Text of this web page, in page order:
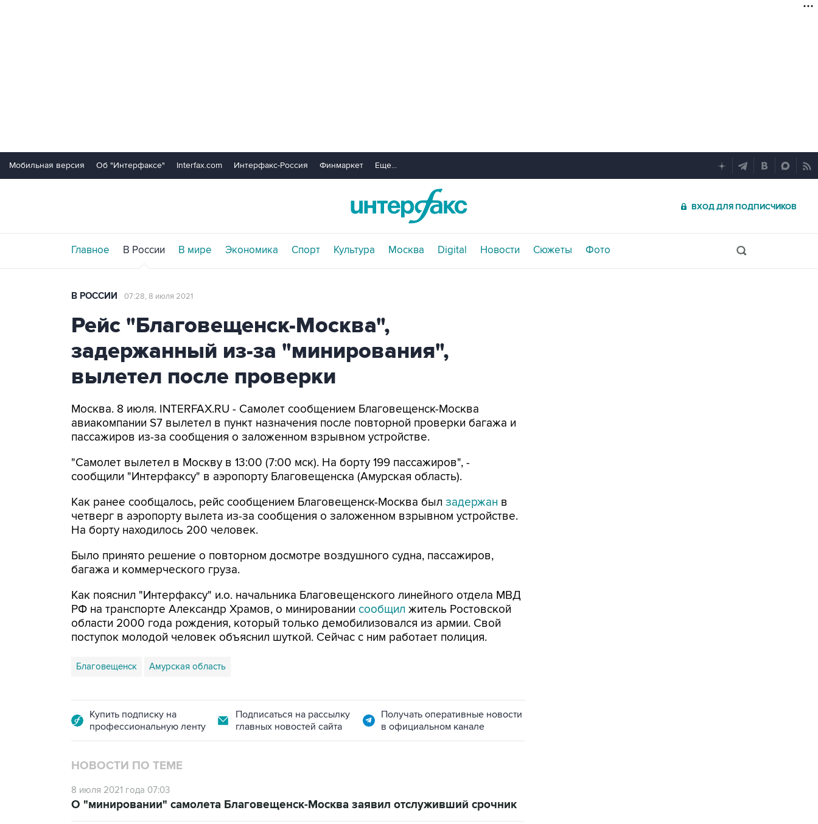
Мобильная версия Об "Интерфаксе" Interfax.com Интерфакс-Россия Финмаркет Еще...
ВХОД ДЛЯ ПОДПИСЧИКОВ
Главное В России В мире Экономика Спорт Культура Москва Digital Новости Сюжеты Фото
В РОССИИ 07:28, 8 июля 2021
Рейс "Благовещенск-Москва",
задержанный из-за "минирования",
вылетел после проверки
Москва. 8 июля. INTERFAX.RU - Самолет сообщением Благовещенск-Москва
авиакомпании S7 вылетел в пункт назначения после повторной проверки багажа и
пассажиров из-за сообщения о заложенном взрывном устройстве.
"Самолет вылетел в Москву в 13:00 (7:00 мск). На борту 199 пассажиров", -
сообщили "Интерфаксу" в аэропорту Благовещенска (Амурская область).
Как ранее сообщалось, рейс сообщением Благовещенск-Москва был задержан в
четверг в аэропорту вылета из-за сообщения о заложенном взрывном устройстве.
На борту находилось 200 человек.
Было принято решение о повторном досмотре воздушного судна, пассажиров,
багажа и коммерческого груза.
Как пояснил "Интерфаксу" и.о. начальника Благовещенского линейного отдела МВД
РФ на транспорте Александр Храмов, о минировании сообщил житель Ростовской
области 2000 года рождения, который только демобилизовался из армии. Свой
поступок молодой человек объяснил шуткой. Сейчас с ним работает полиция.
Благовещенск Амурская область
Купить подписку на
профессиональную ленту
Подписаться на рассылку
главных новостей сайта
Получать оперативные новости
в официальном канале
НОВОСТИ ПО ТЕМЕ
8 июля 2021 года 07:03
О "минировании" самолета Благовещенск-Москва заявил отслуживший срочник